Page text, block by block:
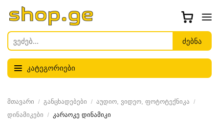
კატეგორიები
მთავარი განცხადებები
აუდიო, ვიდეო, ფოტოტექნიკა
დინამიკები
კარაოკე დინამიკი